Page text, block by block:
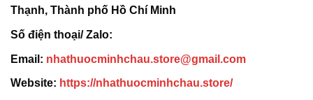
Thạnh, Thành phố Hồ Chí Minh
Số điện thoại/ Zalo:
Email: nhathuocminhchau.store@gmail.com
Website: https://nhathuocminhchau.store/